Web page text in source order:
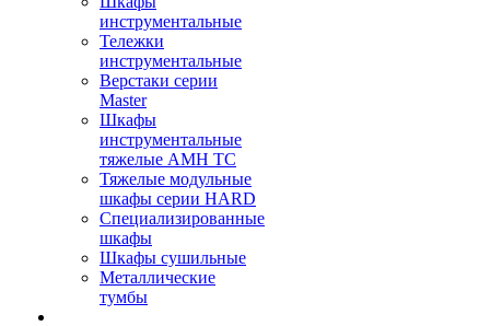
инструментальные
Тележки
инструментальные
Верстаки серии
Master
Шкафы
инструментальные
тяжелые AMH TC
Тяжелые модульные
шкафы серии HARD
Cпециализированные
шкафы
Шкафы сушильные
Металлические
тумбы